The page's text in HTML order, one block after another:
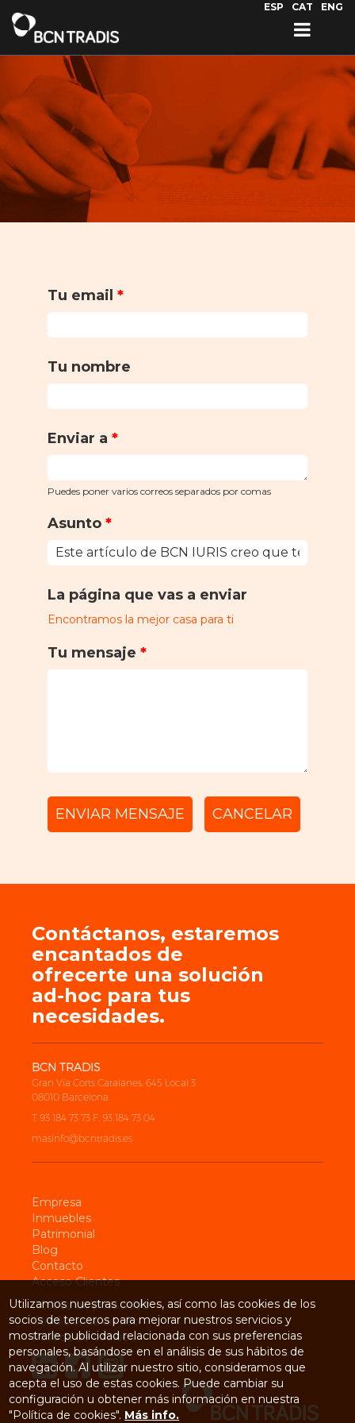
ESP CAT ENG
Tu email *
Tu nombre
Enviar a *
Puedes poner varios correos separados por comas
Asunto *
La página que vas a enviar
Encontramos la mejor casa para ti
Tu mensaje *
Contáctanos, estaremos
encantados de
ofrecerte una solución
ad-hoc para tus
necesidades.
BCN TRADIS
Gran Vía Corts Catalanes, 645 Local 3
08010 Barcelona
T. 93 184 73 73 F. 93 184 73 04
masinfo@bcntradis.es
Empresa
Inmuebles
Patrimonial
Blog
Contacto
Acceso Clientes
Política de privacidad
Condiciones de uso
Política de cookies
Utilizamos nuestras cookies, así como las cookies de los
socios de terceros para mejorar nuestros servicios y
mostrarle publicidad relacionada con sus preferencias
personales, basándose en el análisis de sus hábitos de
navegación. Al utilizar nuestro sitio, consideramos que
acepta el uso de estas cookies. Puede cambiar su
configuración u obtener más información en nuestra
"Política de cookies". Más info.